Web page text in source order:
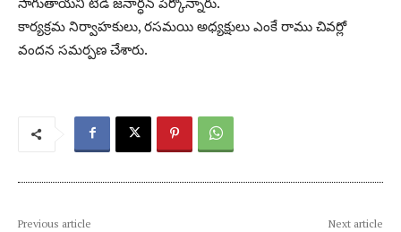
కార్యక్రమ నిర్వాహకులు, రసమయి అధ్యక్షులు ఎంకే రాము చివర్లో
వందన సమర్పణ చేశారు.
Previous article Next article